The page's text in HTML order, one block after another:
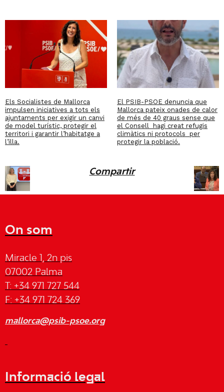
Els Socialistes de Mallorca
impulsen iniciatives a tots els
ajuntaments per exigir un canvi
de model turístic, protegir el
territori i garantir l’habitatge a
l’illa.
El PSIB-PSOE denuncia que
Mallorca pateix onades de calor
de més de 40 graus sense que
el Consell hagi creat refugis
climàtics ni protocols per
protegir la població.
Compartir
On som
Miracle 1, 2n pis
07002 Palma
T: +34 971 727 544
F: +34 971 724 369
mallorca@psib-psoe.org
Informació legal